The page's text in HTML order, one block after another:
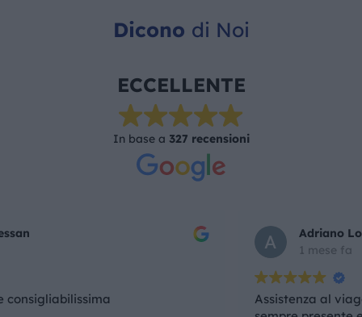
Dicono di Noi
ECCELLENTE
In base a 327 recensioni
Assistenza al viaggio ottima, accompagnatrice